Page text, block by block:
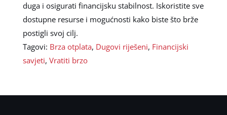
duga i osigurati financijsku stabilnost. Iskoristite sve
dostupne resurse i mogućnosti kako biste što brže
postigli svoj cilj.
Tagovi: Brza otplata, Dugovi riješeni, Financijski
savjeti, Vratiti brzo